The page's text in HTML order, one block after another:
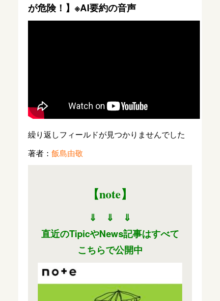
が危険！】※AI要約の音声
繰り返しフィールドが見つかりませんでした
著者：飯島由敬
【note】
⇓ ⇓ ⇓
直近のTipicやNews記事はすべて
こちらで公開中